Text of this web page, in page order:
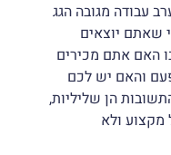
עבודה מגובה הגג
שאתם יוצאים
האם אתם מכירים
והאם יש לכם
הן שליליות,
ולא